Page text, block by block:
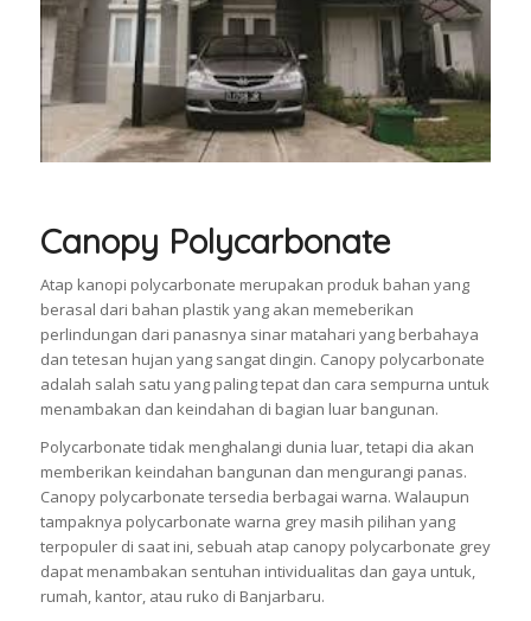
Canopy Polycarbonate
Atap kanopi polycarbonate merupakan produk bahan yang
berasal dari bahan plastik yang akan memeberikan
perlindungan dari panasnya sinar matahari yang berbahaya
dan tetesan hujan yang sangat dingin. Canopy polycarbonate
adalah salah satu yang paling tepat dan cara sempurna untuk
menambakan dan keindahan di bagian luar bangunan.
Polycarbonate tidak menghalangi dunia luar, tetapi dia akan
memberikan keindahan bangunan dan mengurangi panas.
Canopy polycarbonate tersedia berbagai warna. Walaupun
tampaknya polycarbonate warna grey masih pilihan yang
terpopuler di saat ini, sebuah atap canopy polycarbonate grey
dapat menambakan sentuhan intividualitas dan gaya untuk,
rumah, kantor, atau ruko di Banjarbaru.